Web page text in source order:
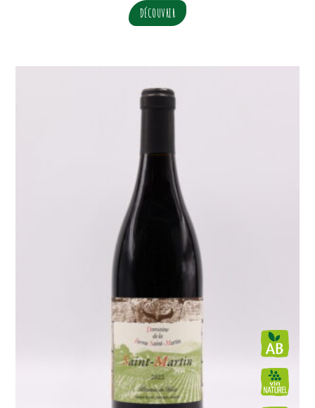
DÉCOUVRIR